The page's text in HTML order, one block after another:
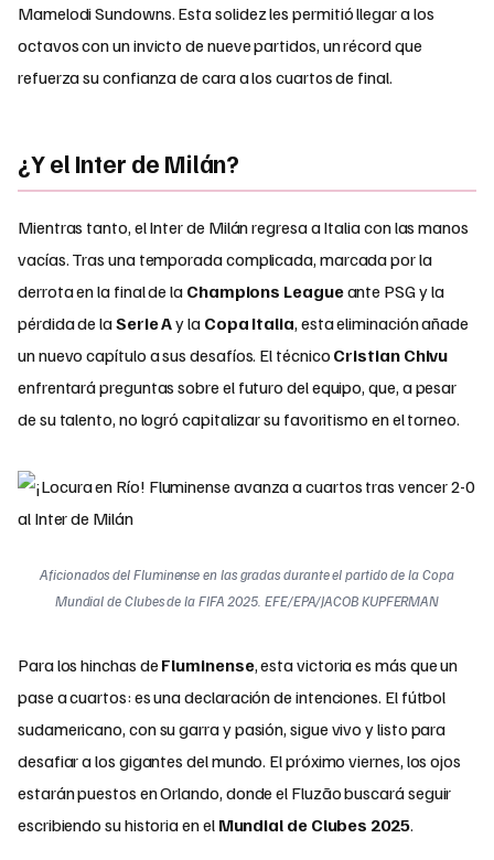
Mamelodi Sundowns. Esta solidez les permitió llegar a los
octavos con un invicto de nueve partidos, un récord que
refuerza su confianza de cara a los cuartos de final.
¿Y el Inter de Milán?
Mientras tanto, el Inter de Milán regresa a Italia con las manos
vacías. Tras una temporada complicada, marcada por la
derrota en la final de la Champions Leagueante PSG y la
pérdida de laSerie Ay la Copa Italia, esta eliminación añade
un nuevo capítulo a sus desafíos. El técnico Cristian Chivu
enfrentará preguntas sobre el futuro del equipo, que, a pesar
de su talento, no logró capitalizar su favoritismo en el torneo.
Aficionados del Fluminense en las gradas durante el partido de la Copa
Mundial de Clubes de la FIFA 2025. EFE/EPA/JACOB KUPFERMAN
Para los hinchas de Fluminense, esta victoria es más que un
pase a cuartos: es una declaración de intenciones. El fútbol
sudamericano, con su garra y pasión, sigue vivo y listo para
desafiar a los gigantes del mundo. El próximo viernes, los ojos
estarán puestos en Orlando, donde el Fluzão buscará seguir
escribiendo su historia en el Mundial de Clubes 2025.